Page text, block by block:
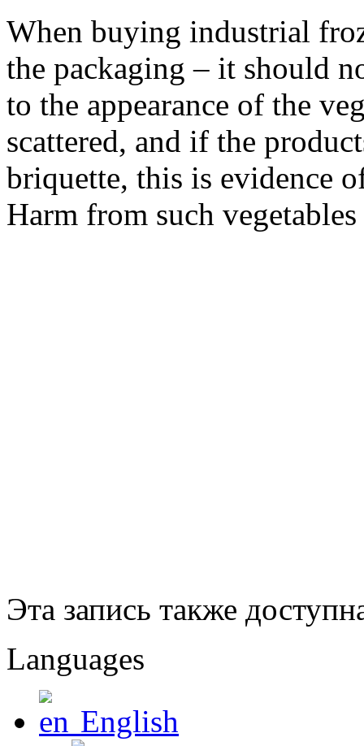
When buying industrial
the packaging – it should
to the appearance of the
scattered, and if the
briquette, this is evidence
Harm from such
Эта запись также
Languages
English